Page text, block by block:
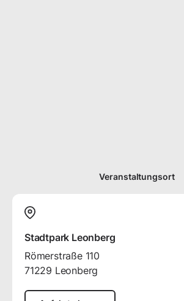
Veranstaltungsort
Stadtpark Leonberg
Römerstraße 110
71229 Leonberg